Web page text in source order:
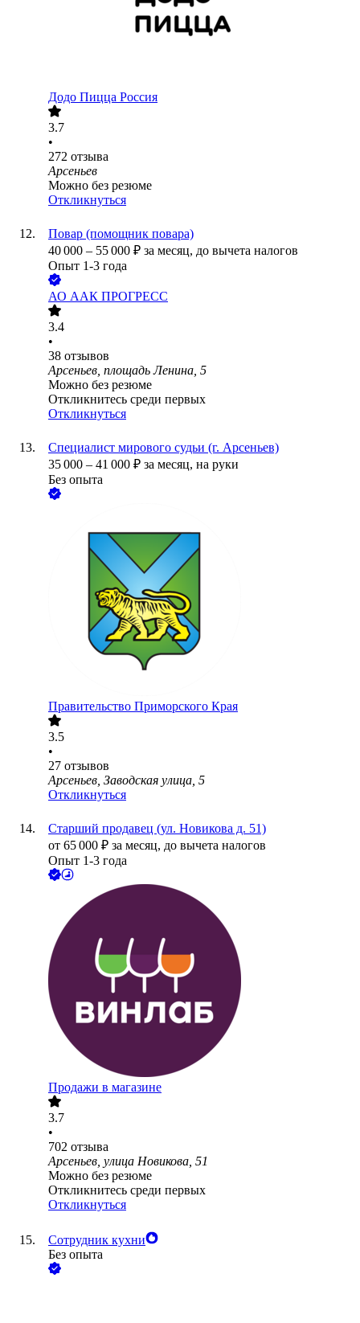
Додо Пицца Россия
3.7
•
272 отзыва
Арсеньев
Можно без резюме
Откликнуться
Повар (помощник повара)
40 000 – 55 000 ₽ за месяц, до вычета налогов
Опыт 1-3 года
АО ААК ПРОГРЕСС
3.4
•
38 отзывов
Арсеньев, площадь Ленина, 5
Можно без резюме
Откликнитесь среди первых
Откликнуться
Специалист мирового судьи (г. Арсеньев)
35 000 – 41 000 ₽ за месяц, на руки
Без опыта
Правительство Приморского Края
3.5
•
27 отзывов
Арсеньев, Заводская улица, 5
Откликнуться
Старший продавец (ул. Новикова д. 51)
от 65 000 ₽ за месяц, до вычета налогов
Опыт 1-3 года
Продажи в магазине
3.7
•
702 отзыва
Арсеньев, улица Новикова, 51
Можно без резюме
Откликнитесь среди первых
Откликнуться
Сотрудник кухни
Без опыта